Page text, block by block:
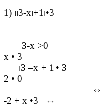
1) ⏐⏐3-х⏐+1⏐•
3-х >0
х • 3
⏐3 –х + 1⏐• 3 4
2 • 0
⇔
-2 + х •3
⇔